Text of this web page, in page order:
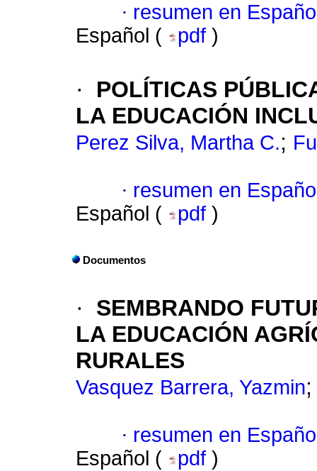
· resumen en
Español (
pdf )
·
POLÍTICAS
LA EDUCACIÓN
Perez Silva, Martha C.;
· resumen en
Español (
pdf )
Documentos
·
SEMBRANDO
LA EDUCACIÓN
RURALES
Vasquez Barrera, Yazmin
· resumen en
Español (
pdf )